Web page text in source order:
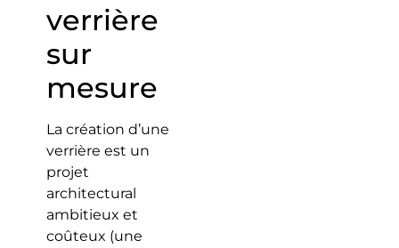
verrière
sur
mesure
La création d’une
verrière est un
projet
architectural
ambitieux et
coûteux (une